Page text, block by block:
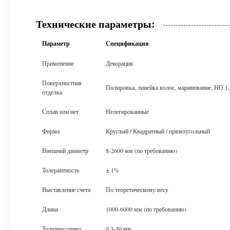
Технические параметры:
Параметр Спецификация
Применение Декорация
Поверхностная
отделка
Полировка, линейка волос, маринование, НО.1,
Сплав или нет Нелегированные
Форма Круглый / Квадратный / прямоугольный
Внешний диаметр 8-2600 мм (по требованию)
Толерантность ± 1%
Выставление счета По теоретическому весу
Длина 1000-6000 мм (по требованию)